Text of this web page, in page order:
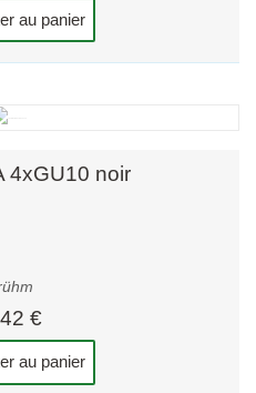
au panier
4xGU10 noir
€
au panier